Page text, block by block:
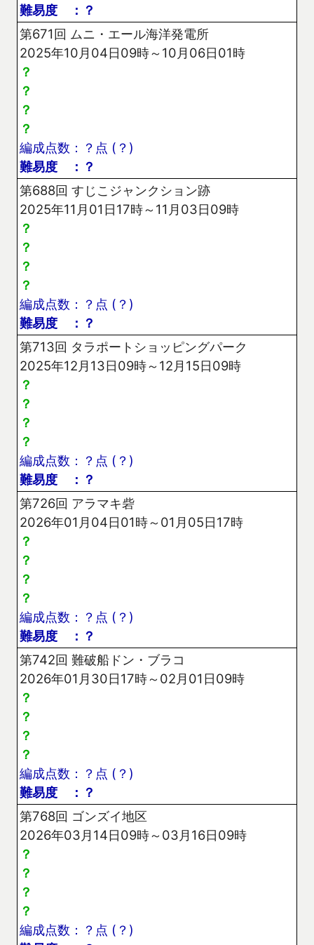
難易度 ：？
第671回 ムニ・エール海洋発電所
2025年10月04日09時～10月06日01時
？
？
？
？
編成点数：？点 (？)
難易度 ：？
第688回 すじこジャンクション跡
2025年11月01日17時～11月03日09時
？
？
？
？
編成点数：？点 (？)
難易度 ：？
第713回 タラポートショッピングパーク
2025年12月13日09時～12月15日09時
？
？
？
？
編成点数：？点 (？)
難易度 ：？
第726回 アラマキ砦
2026年01月04日01時～01月05日17時
？
？
？
？
編成点数：？点 (？)
難易度 ：？
第742回 難破船ドン・ブラコ
2026年01月30日17時～02月01日09時
？
？
？
？
編成点数：？点 (？)
難易度 ：？
第768回 ゴンズイ地区
2026年03月14日09時～03月16日09時
？
？
？
？
編成点数：？点 (？)